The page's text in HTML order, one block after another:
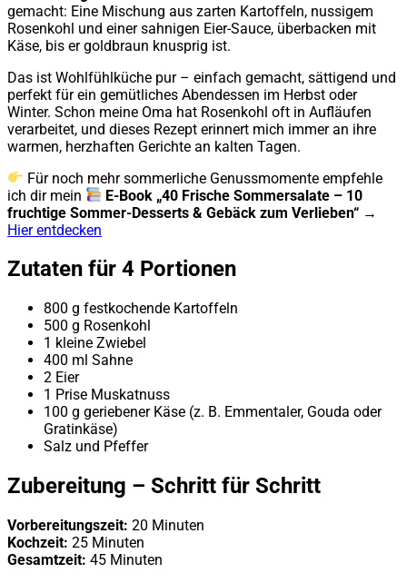
gemacht: Eine Mischung aus zarten Kartoffeln, nussigem
Rosenkohl und einer sahnigen Eier-Sauce, überbacken mit
Käse, bis er goldbraun knusprig ist.
Das ist Wohlfühlküche pur – einfach gemacht, sättigend und
perfekt für ein gemütliches Abendessen im Herbst oder
Winter. Schon meine Oma hat Rosenkohl oft in Aufläufen
verarbeitet, und dieses Rezept erinnert mich immer an ihre
warmen, herzhaften Gerichte an kalten Tagen.
Für noch mehr sommerliche Genussmomente empfehle
ich dir mein
E-Book „40 Frische Sommersalate – 10
fruchtige Sommer-Desserts & Gebäck zum Verlieben“ →
Hier entdecken
Zutaten für 4 Portionen
800 g festkochende Kartoffeln
500 g Rosenkohl
1 kleine Zwiebel
400 ml Sahne
2 Eier
1 Prise Muskatnuss
100 g geriebener Käse (z. B. Emmentaler, Gouda oder
Gratinkäse)
Salz und Pfeffer
Zubereitung – Schritt für Schritt
Vorbereitungszeit: 20 Minuten
Kochzeit: 25 Minuten
Gesamtzeit: 45 Minuten